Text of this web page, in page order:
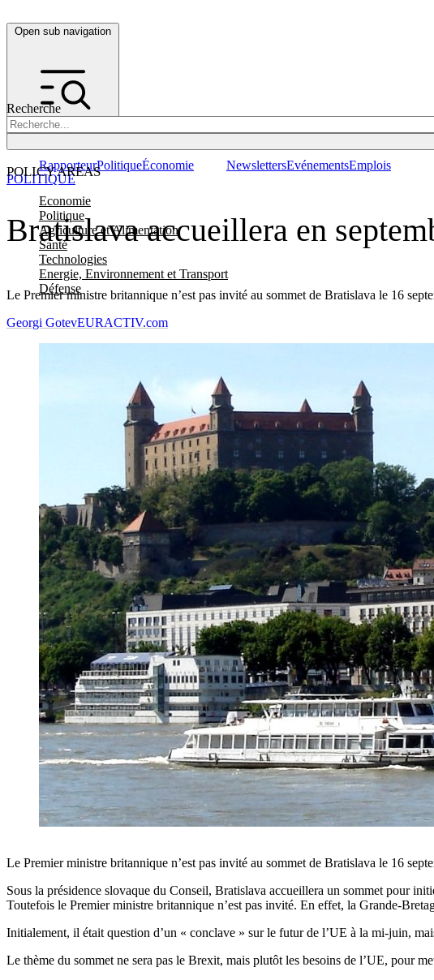
Open sub navigation
Recherche
POLICY AREAS
Economie
Politique
Agriculture et Alimentation
Santé
Technologies
Energie, Environnement et Transport
Défense
RapporteurPolitiqueÉconomie NewslettersEvénementsEmplois
Bratislava accueillera en
Le Premier ministre britannique n’est pas invité au sommet de Bratislava le 16
POLITIQUE
Georgi GotevEURACTIV.com
Le Premier ministre britannique n’est pas invité au sommet de Bratislava le 16
Sous la présidence slovaque du Conseil, Bratislava accueillera un sommet pour
Toutefois le Premier ministre britannique n’est pas invité. En effet, la Grande-
Initialement, il était question d’un « conclave » sur le futur de l’UE à la mi-juin,
Le thème du sommet ne sera pas le Brexit, mais plutôt les besoins de l’UE, pour